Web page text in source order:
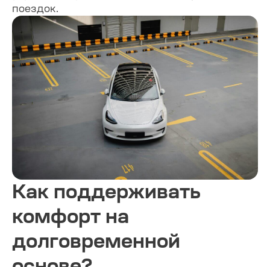
поездок.
Как поддерживать
комфорт на
долговременной